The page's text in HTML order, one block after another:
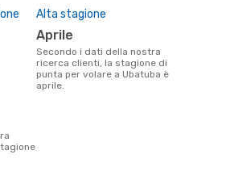
Alta stagione
aprile
Secondo i dati della nostra
ricerca clienti, la stagione di
punta per volare a Ubatuba è
aprile.